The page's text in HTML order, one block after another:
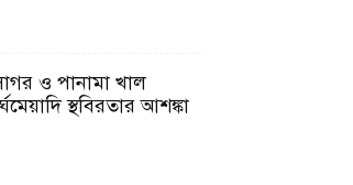
ও পানামা খাল
স্থবিরতার আশঙ্কা